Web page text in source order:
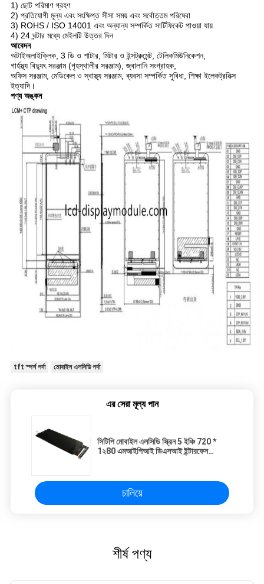
1) ছোট পরিমাণ গ্রহণ
2) প্রতিযোগী মূল্য এবং সংক্ষিপ্ত সীসা সময় এবং সর্বোত্তম পরিষেবা
3) ROHS / ISO 14001 এবং অন্যান্য সম্পর্কিত সার্টিফিকেট পাওয়া যায়
4) 24 ঘন্টার মধ্যে মেইলটি উত্তর দিন
আবেদন
অটাইঅলাইক্লিক, 3 ডি ও শাটার, মিটার ও ইন্সট্রুমেন্ট, টেলিকমিউনিকেশন,
গার্হস্থ্য বিদ্যুৎ সরঞ্জাম (গৃহস্থালীর সরঞ্জাম), জ্বালানি সংগ্রাহক,
অফিস সরঞ্জাম, মেডিকেল ও স্বাস্থ্য সরঞ্জাম, ব্যবসা সম্পর্কিত সুবিধা, শিক্ষা ইলেকট্রনিক্স
ইত্যাদি।
পণ্য অঙ্কন
tft স্পর্শ পর্দা মোবাইল এলসিডি পর্দা
এর সেরা মূল্য পান
সিটিপি মোবাইল এলসিডি স্ক্রিন 5 ইঞ্চি 720 *
1২80 এমআইপিআই ডিএসআই ইন্টারফেস
চালিয়ে
শীর্ষ পণ্য